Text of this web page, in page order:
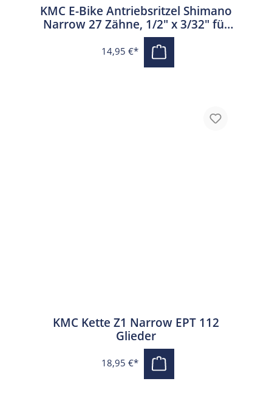
KMC E-Bike Antriebsritzel Shimano
Narrow 27 Zähne, 1/2" x 3/32" für
Shimano Nexus 5-Gang schwarz
14,95 €*
KMC Kette Z1 Narrow EPT 112
Glieder
18,95 €*